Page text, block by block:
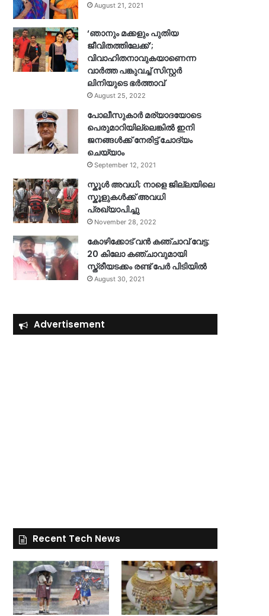
August 21, 2021
‘ഞാനും മക്കളും പുതിയ
ജീവിതത്തിലേക്ക്’;
വിവാഹിതനാവുകയാണെന്ന
വാർത്ത പങ്കുവച്ച് സിസ്റ്റർ
ലിനിയുടെ ഭർത്താവ്
August 25, 2022
പോലീസുകാര്‍ മര്യാദയോടെ
പെരുമാറിയില്ലെങ്കില്‍ ഇനി
ജനങ്ങള്‍ക്ക് നേരിട്ട് ചോദ്യം
ചെയ്യാം
September 12, 2021
സ്കൂൾ അവധി; നാളെ ജില്ലയിലെ
സ്കൂളുകൾക്ക് അവധി
പ്രഖ്യാപിച്ചു
November 28, 2022
കോഴിക്കോട് വൻ കഞ്ചാവ് വേട്ട:
20 കിലോ കഞ്ചാവുമായി
സ്ത്രീയടക്കം രണ്ട് പേർ പിടിയിൽ
August 30, 2021
Advertisement
Recent Tech News